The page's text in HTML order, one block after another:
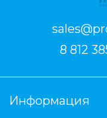
8 812
Информация